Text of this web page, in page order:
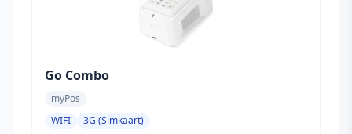
Go Combo
myPos
WIFI
3G (Simkaart)